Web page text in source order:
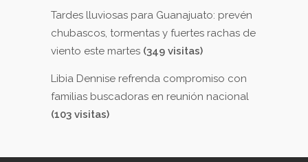
Tardes lluviosas para Guanajuato: prevén
chubascos, tormentas y fuertes rachas de
viento este martes (349 visitas)
Libia Dennise refrenda compromiso con
familias buscadoras en reunión nacional
(103 visitas)